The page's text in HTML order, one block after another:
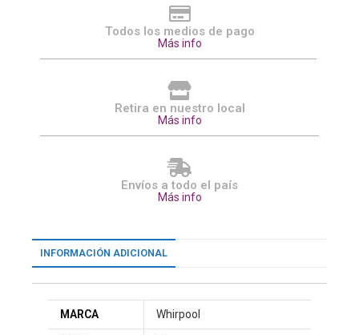
Todos los medios de pago
Más info
Retira en nuestro local
Más info
Envíos a todo el país
Más info
INFORMACIÓN ADICIONAL
MARCA Whirpool